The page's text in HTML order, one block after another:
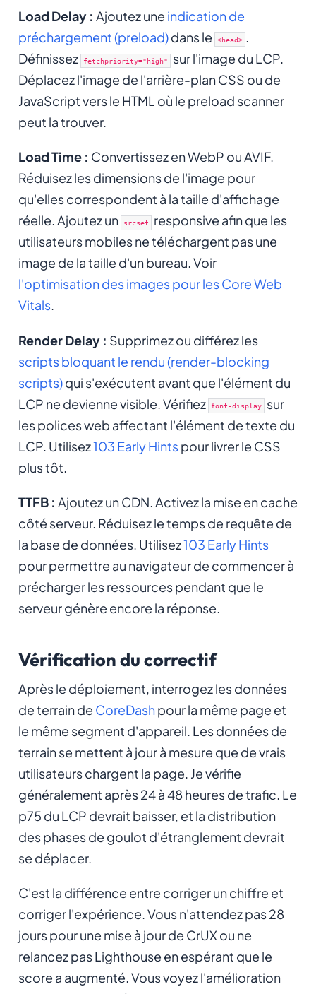
Load Delay : Ajoutez une indication de
préchargement (preload)dans le <head> .
Définissez
fetchpriority="high" sur l'image du LCP.
Déplacez l'image de l'arrière-plan CSS ou de
JavaScript vers le HTML où le preload scanner
peut la trouver.
Load Time : Convertissez en WebP ou AVIF.
Réduisez les dimensions de l'image pour
qu'elles correspondent à la taille d'affichage
réelle. Ajoutez un
srcset responsive afin que les
utilisateurs mobiles ne téléchargent pas une
image de la taille d'un bureau. Voir
l'optimisation des images pour les Core Web
Vitals.
Render Delay : Supprimez ou différez les
scripts bloquant le rendu (render-blocking
scripts)qui s'exécutent avant que l'élément du
LCP ne devienne visible. Vérifiez
font-display sur
les polices web affectant l'élément de texte du
LCP. Utilisez103 Early Hintspour livrer le CSS
plus tôt.
TTFB : Ajoutez un CDN. Activez la mise en cache
côté serveur. Réduisez le temps de requête de
la base de données. Utilisez103 Early Hints
pour permettre au navigateur de commencer à
précharger les ressources pendant que le
serveur génère encore la réponse.
Vérification du correctif
Après le déploiement, interrogez les données
de terrain de CoreDashpour la même page et
le même segment d'appareil. Les données de
terrain se mettent à jour à mesure que de vrais
utilisateurs chargent la page. Je vérifie
généralement après 24 à 48 heures de trafic. Le
p75 du LCP devrait baisser, et la distribution
des phases de goulot d'étranglement devrait
se déplacer.
C'est la différence entre corriger un chiffre et
corriger l'expérience. Vous n'attendez pas 28
jours pour une mise à jour de CrUX ou ne
relancez pas Lighthouse en espérant que le
score a augmenté. Vous voyez l'amélioration